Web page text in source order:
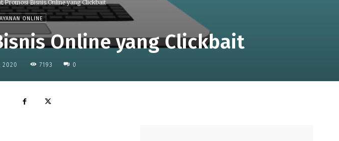
Promosi Bisnis Online yang Clickbait
ONLINE
Online yang Clickbait
2020 7193 0